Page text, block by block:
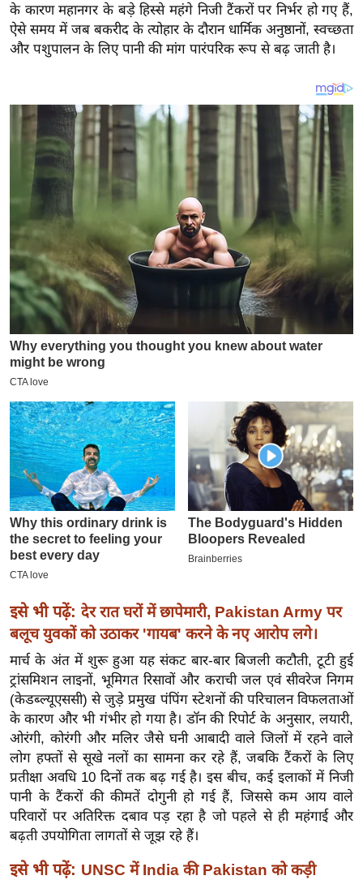
रा
य
ब
खे
ल
I
P
L
2
0
2
6
क्रा
इ
म
ई
-
पे
प
र
मि
ल
मि
सा
ल
श
ख्सि
य
त
यं
ग
इं
के कारण महानगर के बड़े हिस्से महंगे निजी टैंकरों पर निर्भर हो गए हैं,
ऐसे समय में जब बकरीद के त्योहार के दौरान धार्मिक अनुष्ठानों, स्वच्छता
और पशुपालन के लिए पानी की मांग पारंपरिक रूप से बढ़ जाती है।
इसे भी पढ़ें: देर रात घरों में छापेमारी, Pakistan Army पर
बलूच युवकों को उठाकर 'गायब' करने के नए आरोप लगे।
मार्च के अंत में शुरू हुआ यह संकट बार-बार बिजली कटौती, टूटी हुई
ट्रांसमिशन लाइनों, भूमिगत रिसावों और कराची जल एवं सीवरेज निगम
(केडब्ल्यूएससी) से जुड़े प्रमुख पंपिंग स्टेशनों की परिचालन विफलताओं
के कारण और भी गंभीर हो गया है। डॉन की रिपोर्ट के अनुसार, लयारी,
ओरंगी, कोरंगी और मलिर जैसे घनी आबादी वाले जिलों में रहने वाले
लोग हफ्तों से सूखे नलों का सामना कर रहे हैं, जबकि टैंकरों के लिए
प्रतीक्षा अवधि 10 दिनों तक बढ़ गई है। इस बीच, कई इलाकों में निजी
पानी के टैंकरों की कीमतें दोगुनी हो गई हैं, जिससे कम आय वाले
परिवारों पर अतिरिक्त दबाव पड़ रहा है जो पहले से ही महंगाई और
बढ़ती उपयोगिता लागतों से जूझ रहे हैं।
इसे भी पढ़ें: UNSC में India की Pakistan को कड़ी